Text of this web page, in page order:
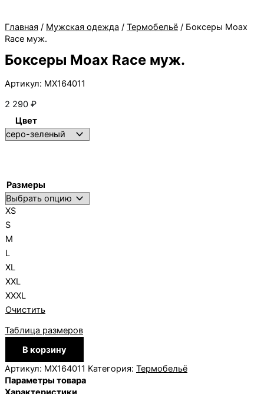
Главная / Мужская одежда / Термобельё / Боксеры Moax
Race муж.
Боксеры Moax Race муж.
Артикул: MX164011
2 290 ₽
Цвет
Размеры
XS
S
M
L
XL
XXL
XXXL
Очистить
Таблица размеров
товара
Боксеры
Moax
Race
В корзину
Артикул: MX164011 Категория: Термобельё
Параметры товара